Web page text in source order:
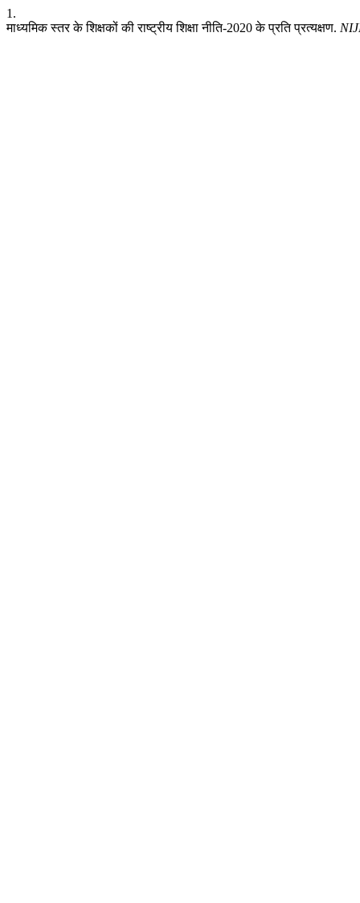
1.
माध्यमिक स्तर के शिक्षकों की राष्ट्रीय शिक्षा नीति-2020 के प्रति प्रत्यक्षण.